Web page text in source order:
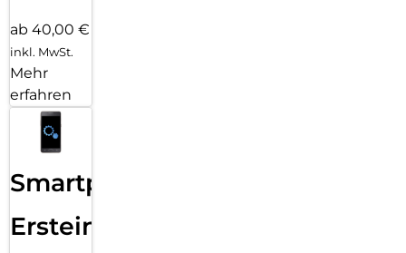
ab 40,00 €
inkl. MwSt.
Mehr
erfahren
Smartphone
Ersteinrichtung